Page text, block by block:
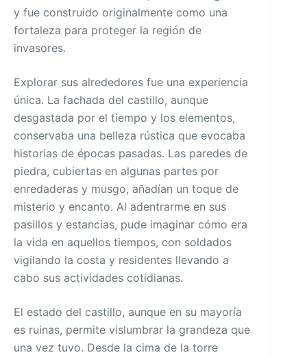
y fue construido originalmente como una
fortaleza para proteger la región de
invasores.
Explorar sus alrededores fue una experiencia
única. La fachada del castillo, aunque
desgastada por el tiempo y los elementos,
conservaba una belleza rústica que evocaba
historias de épocas pasadas. Las paredes de
piedra, cubiertas en algunas partes por
enredaderas y musgo, añadían un toque de
misterio y encanto. Al adentrarme en sus
pasillos y estancias, pude imaginar cómo era
la vida en aquellos tiempos, con soldados
vigilando la costa y residentes llevando a
cabo sus actividades cotidianas.
El estado del castillo, aunque en su mayoría
es ruinas, permite vislumbrar la grandeza que
una vez tuvo. Desde la cima de la torre